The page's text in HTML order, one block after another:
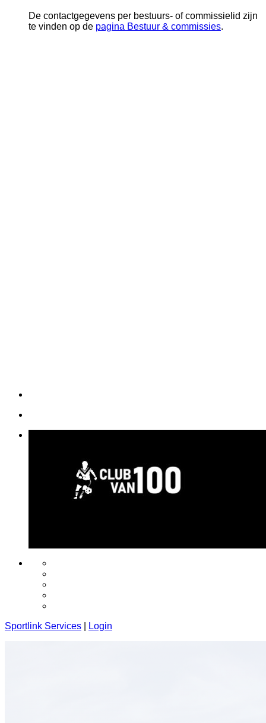
De contactgegevens per bestuurs- of commissielid zijn
te vinden op de pagina Bestuur & commissies.
Sportlink Services Login